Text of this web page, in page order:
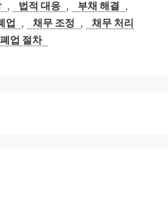
, 법적 대응 , 부채 해결
,
업 , 채무 조정 ,
채무 처리
폐업 절차